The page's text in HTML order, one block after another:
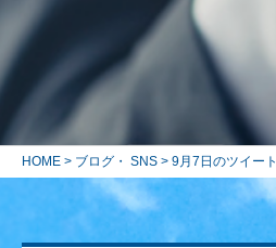
HOME > ブログ・ SNS > 9月7日のツイート